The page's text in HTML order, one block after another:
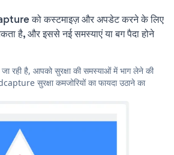
को कस्टमाइज़ और अपडेट करने के लिए
है, और इससे नई समस्याएं या बग पैदा होने
रही है, आपको सुरक्षा की समस्याओं में भाग लेने की
सुरक्षा कमजोरियों का फायदा उठाने का